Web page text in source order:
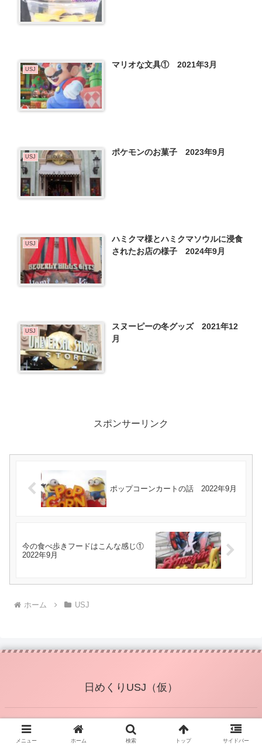
USJ マリオな文具① 2021年3月
USJ ポケモンのお菓子 2023年9月
USJ
ハミクマ様とハミクマソウルに浸食
されたお店の様子 2024年9月
USJ
スヌーピーの冬グッズ 2021年12
月
スポンサーリンク
ポップコーンカートの話 2022年9月
今の食べ歩きフードはこんな感じ①
2022年9月
ホーム USJ
日めくりUSJ（仮）
© 2020 日めくりUSJ（仮）.
メニュー ホーム 検索 トップ サイドバー